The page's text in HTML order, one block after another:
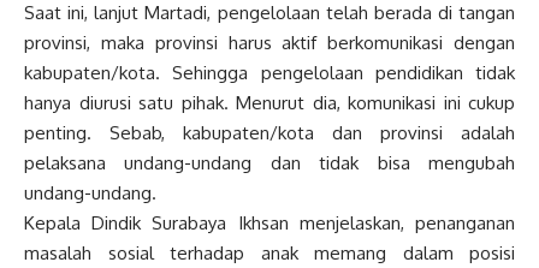
Saat ini, lanjut Martadi, pengelolaan telah berada di tangan
provinsi, maka provinsi harus aktif berkomunikasi dengan
kabupaten/kota. Sehingga pengelolaan pendidikan tidak
hanya diurusi satu pihak. Menurut dia, komunikasi ini cukup
penting. Sebab, kabupaten/kota dan provinsi adalah
pelaksana undang-undang dan tidak bisa mengubah
undang-undang.
Kepala Dindik Surabaya Ikhsan menjelaskan, penanganan
masalah sosial terhadap anak memang dalam posisi